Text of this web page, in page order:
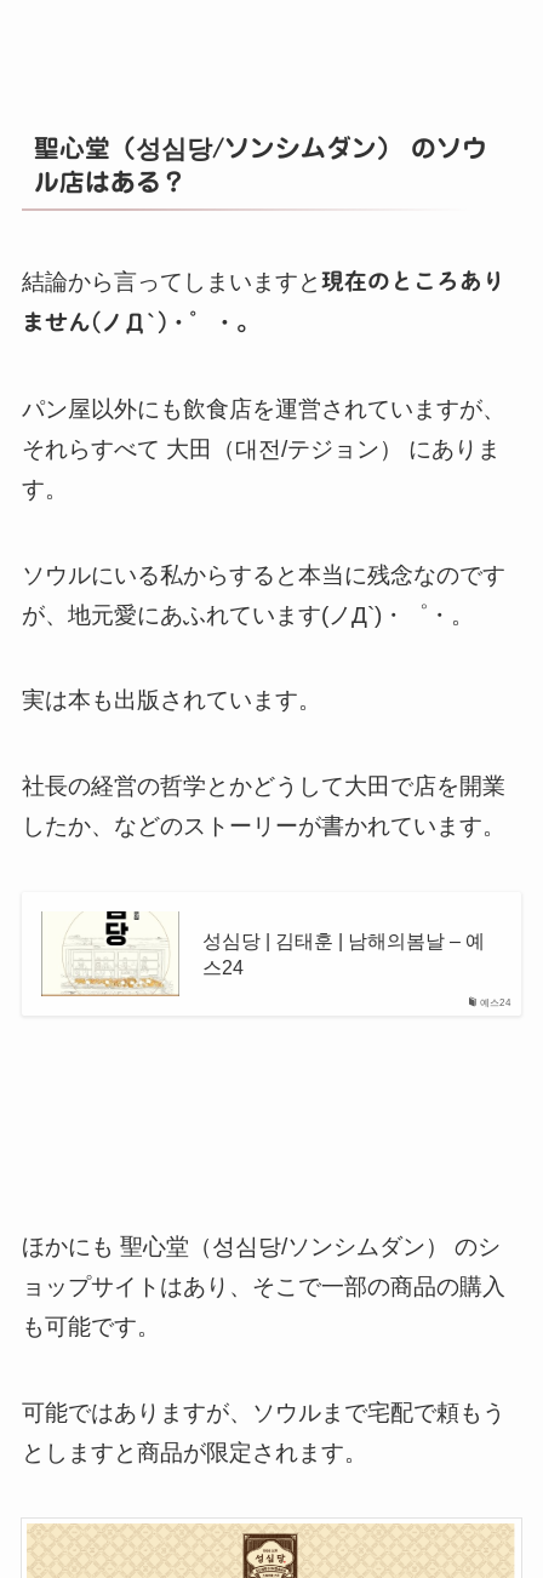
聖心堂（성심당/ソンシムダン） のソウ
ル店はある？
結論から言ってしまいますと 現在のところあり
ません(ノД`)・゜・。
パン屋以外にも飲食店を運営されていますが、
それらすべて 大田（대전/テジョン） にありま
す。
ソウルにいる私からすると本当に残念なのです
が、地元愛にあふれています(ノД`)・゜・。
実は本も出版されています。
社長の経営の哲学とかどうして大田で店を開業
したか、などのストーリーが書かれています。
예스24
성심당 | 김태훈 | 남해의봄날 – 예
스24
ほかにも 聖心堂（성심당/ソンシムダン） のシ
ョップサイトはあり、そこで一部の商品の購入
も可能です。
可能ではありますが、ソウルまで宅配で頼もう
としますと商品が限定されます。